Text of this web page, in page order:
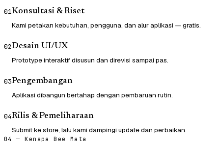
01Konsultasi & Riset
Kami petakan kebutuhan, pengguna, dan alur aplikasi — gratis.
02Desain UI/UX
Prototype interaktif disusun dan direvisi sampai pas.
03Pengembangan
Aplikasi dibangun bertahap dengan pembaruan rutin.
04Rilis & Pemeliharaan
Submit ke store, lalu kami dampingi update dan perbaikan.
04 — Kenapa Bee Mata